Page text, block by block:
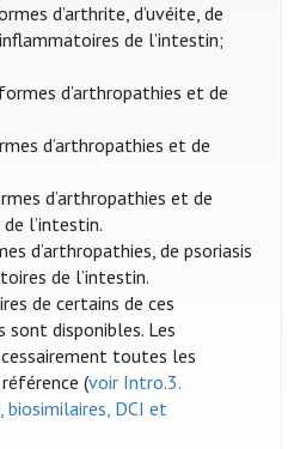
d’arthrite, d’uvéite, de
de l’intestin;
d’arthropathies et de
d’arthropathies et de
d’arthropathies et de
l’intestin.
d’arthropathies, de psoriasis
de l’intestin.
de certains de ces
sont disponibles. Les
toutes les
(voir Intro.3.
biosimilaires, DCI et